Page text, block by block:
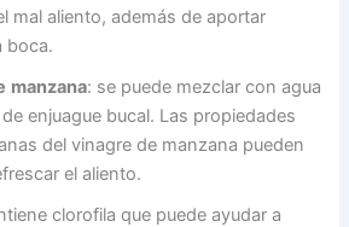
mal aliento, además de aportar
boca.
manzana: se puede mezclar con agua
enjuague bucal. Las propiedades
del vinagre de manzana pueden
el aliento.
clorofila que puede ayudar a